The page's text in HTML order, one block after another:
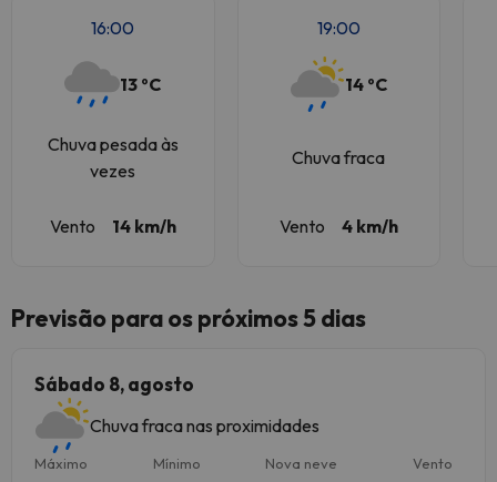
16:00
13 ºC
Chuva pesada às
vezes
Vento 14 km/h
19:00
14 ºC
Chuva fraca
Vento 4 km/h
Previsão para os próximos 5 dias
Sábado 8, agosto
Chuva fraca nas proximidades
Máximo Mínimo Nova neve Vento